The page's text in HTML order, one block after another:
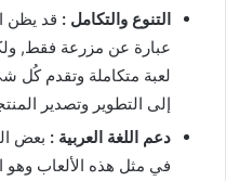
التنوع والتكامل :
عبارة عن مزرعة فقط,
لعبة متكاملة وتقدم كُل
إلى التطوير وتصدير
دعم اللغة العربية : بعض
في مثل هذه الألعاب وهو